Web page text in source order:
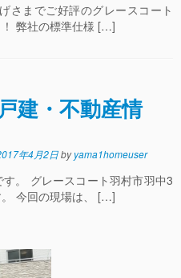
さまでご好評のグレースコート
弊社の標準仕様 […]
建・不動産情
年4月2日byyama1homeuser
。 グレースコート羽村市羽中3
今回の現場は、 […]